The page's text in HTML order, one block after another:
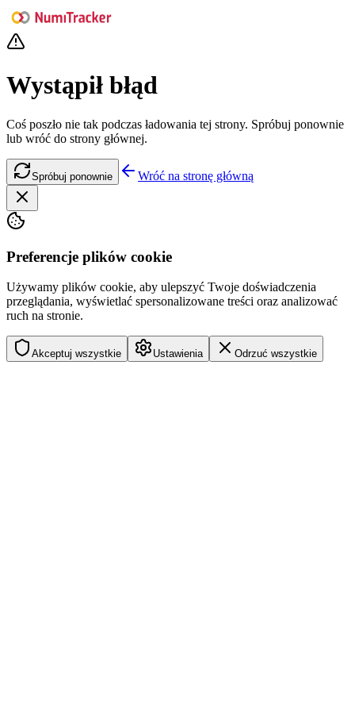
Wystąpił błąd
Coś poszło nie tak podczas ładowania tej strony. Spróbuj ponownie
lub wróć do strony głównej.
Spróbuj ponownie Wróć na stronę główną
Preferencje plików cookie
Używamy plików cookie, aby ulepszyć Twoje doświadczenia
przeglądania, wyświetlać spersonalizowane treści oraz analizować
ruch na stronie.
Akceptuj wszystkie Ustawienia Odrzuć wszystkie